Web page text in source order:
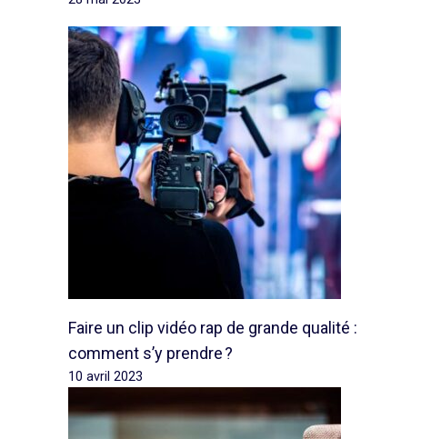
Faire un clip vidéo rap de grande qualité :
comment s’y prendre ?
10 avril 2023